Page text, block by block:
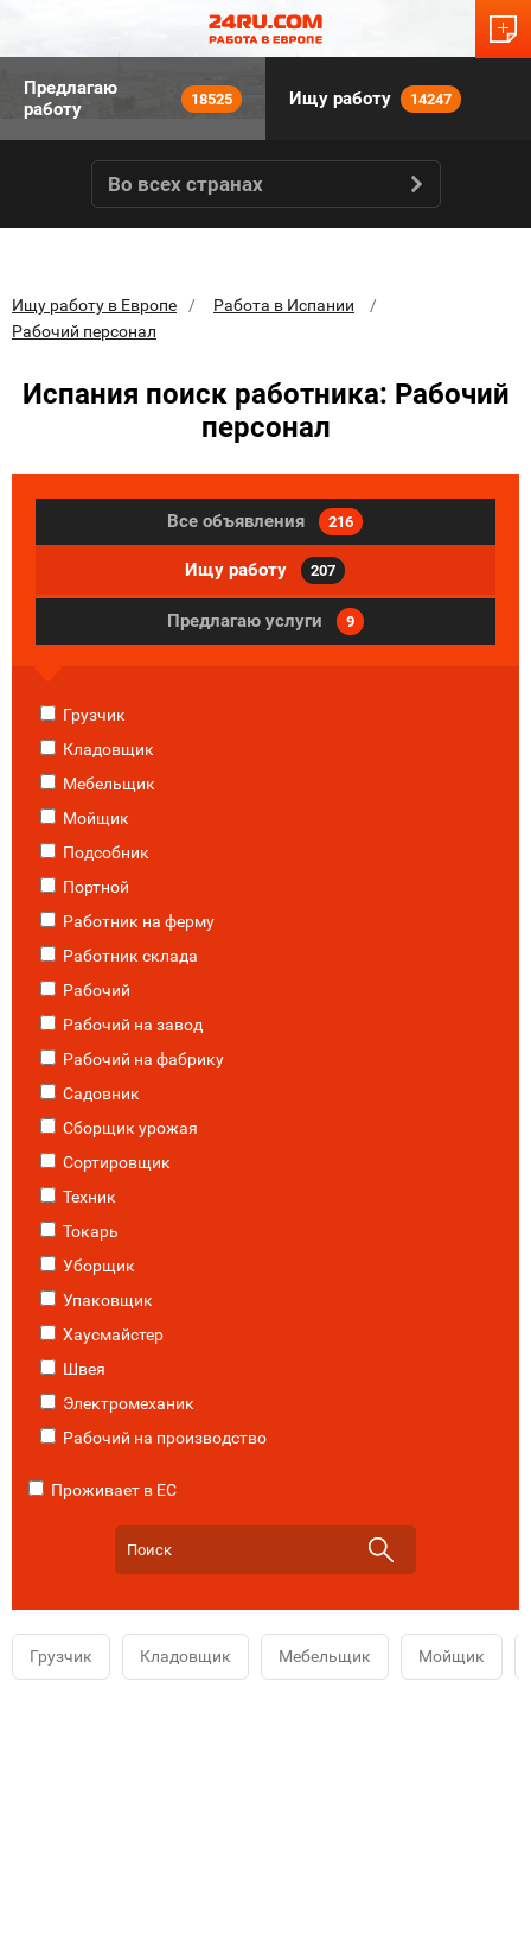
Предлагаю
работу
18525 Ищу работу 14247
Во всех странах
Ищу работу в Европе
Работа в Испании
Рабочий персонал
Испания поиск работника: Рабочий
персонал
Все объявления 216
Ищу работу 207
Предлагаю услуги 9
Грузчик
Кладовщик
Мебельщик
Мойщик
Подсобник
Портной
Работник на ферму
Работник склада
Рабочий
Рабочий на завод
Рабочий на фабрику
Садовник
Сборщик урожая
Сортировщик
Техник
Токарь
Уборщик
Упаковщик
Хаусмайстер
Швея
Электромеханик
Рабочий на производство
Проживает в ЕС
Грузчик Кладовщик Мебельщик Мойщик